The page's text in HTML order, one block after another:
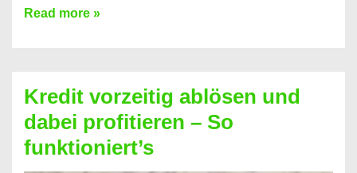
Ganz
Kredit
berechnen
–
Mit
Read more »
Kredit vorzeitig ablösen und
dabei profitieren – So
funktioniert’s